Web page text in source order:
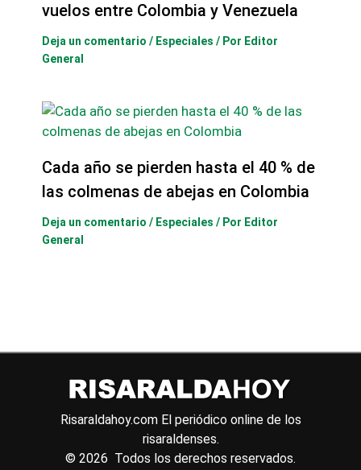
vuelos entre Colombia y Venezuela
Deja un comentario / Especiales / Por Editor
General
Cada año se pierden hasta el 40 % de
las colmenas de abejas en Colombia
Deja un comentario / Especiales / Por Editor
General
Risaraldahoy.com El periódico online de los
risaraldenses.
© 2026 Todos los derechos reservados.